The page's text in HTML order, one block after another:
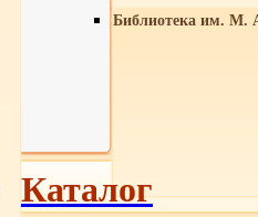
Библиотека им. М.
Каталог